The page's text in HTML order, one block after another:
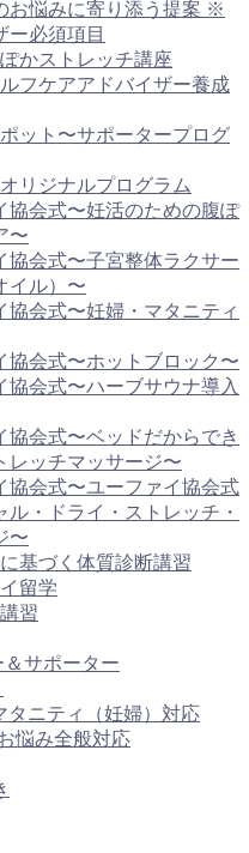
お悩みに寄り添う提案 ※
ー必須項目
かストレッチ講座
フケアアドバイザー養成
ット〜サポータープログ
リジナルプログラム
協会式〜妊活のための腹ぽ
〜
協会式〜子宮整体ラクサー
イル）〜
協会式〜妊婦・マタニティ
協会式〜ホットブロック〜
協会式〜ハーブサウナ導入
協会式〜ベッドだからでき
レッチマッサージ〜
協会式〜ユーファイ協会式
ル・ドライ・ストレッチ・
〜
基づく体質診断講習
留学
習
＆サポーター
タニティ（妊婦）対応
悩み全般対応